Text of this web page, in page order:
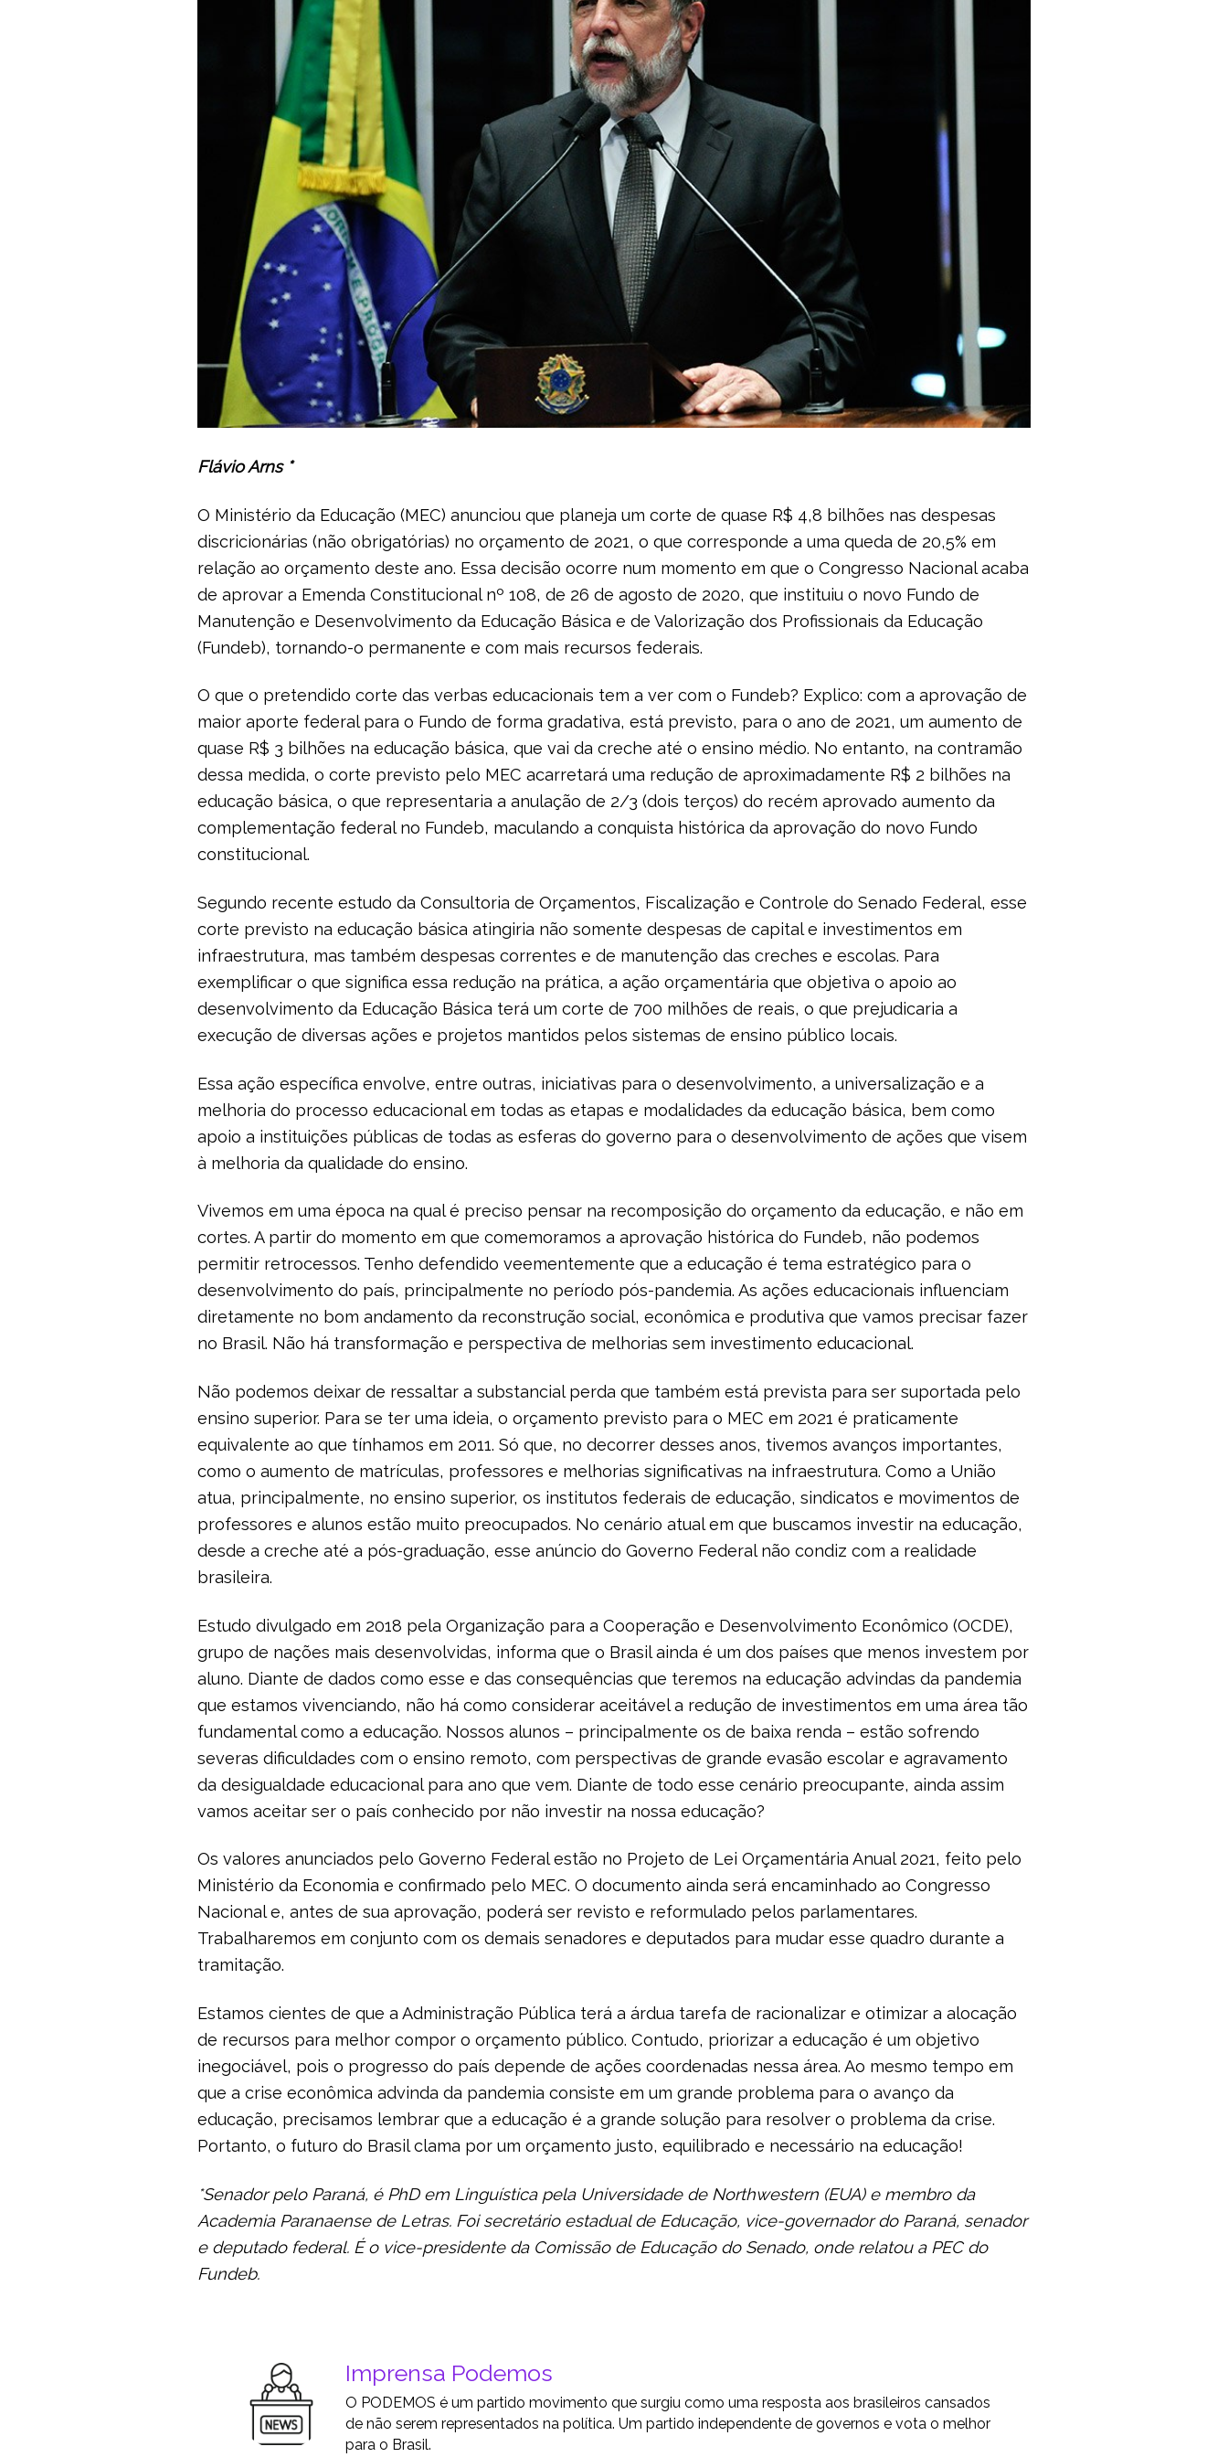
Flávio Arns *
O Ministério da Educação (MEC) anunciou que planeja um corte de quase R$ 4,8 bilhões nas despesas
discricionárias (não obrigatórias) no orçamento de 2021, o que corresponde a uma queda de 20,5% em
relação ao orçamento deste ano. Essa decisão ocorre num momento em que o Congresso Nacional acaba
de aprovar a Emenda Constitucional nº 108, de 26 de agosto de 2020, que instituiu o novo Fundo de
Manutenção e Desenvolvimento da Educação Básica e de Valorização dos Profissionais da Educação
(Fundeb), tornando-o permanente e com mais recursos federais.
O que o pretendido corte das verbas educacionais tem a ver com o Fundeb? Explico: com a aprovação de
maior aporte federal para o Fundo de forma gradativa, está previsto, para o ano de 2021, um aumento de
quase R$ 3 bilhões na educação básica, que vai da creche até o ensino médio. No entanto, na contramão
dessa medida, o corte previsto pelo MEC acarretará uma redução de aproximadamente R$ 2 bilhões na
educação básica, o que representaria a anulação de 2/3 (dois terços) do recém aprovado aumento da
complementação federal no Fundeb, maculando a conquista histórica da aprovação do novo Fundo
constitucional.
Segundo recente estudo da Consultoria de Orçamentos, Fiscalização e Controle do Senado Federal, esse
corte previsto na educação básica atingiria não somente despesas de capital e investimentos em
infraestrutura, mas também despesas correntes e de manutenção das creches e escolas. Para
exemplificar o que significa essa redução na prática, a ação orçamentária que objetiva o apoio ao
desenvolvimento da Educação Básica terá um corte de 700 milhões de reais, o que prejudicaria a
execução de diversas ações e projetos mantidos pelos sistemas de ensino público locais.
Essa ação específica envolve, entre outras, iniciativas para o desenvolvimento, a universalização e a
melhoria do processo educacional em todas as etapas e modalidades da educação básica, bem como
apoio a instituições públicas de todas as esferas do governo para o desenvolvimento de ações que visem
à melhoria da qualidade do ensino.
Vivemos em uma época na qual é preciso pensar na recomposição do orçamento da educação, e não em
cortes. A partir do momento em que comemoramos a aprovação histórica do Fundeb, não podemos
permitir retrocessos. Tenho defendido veementemente que a educação é tema estratégico para o
desenvolvimento do país, principalmente no período pós-pandemia. As ações educacionais influenciam
diretamente no bom andamento da reconstrução social, econômica e produtiva que vamos precisar fazer
no Brasil. Não há transformação e perspectiva de melhorias sem investimento educacional.
Não podemos deixar de ressaltar a substancial perda que também está prevista para ser suportada pelo
ensino superior. Para se ter uma ideia, o orçamento previsto para o MEC em 2021 é praticamente
equivalente ao que tínhamos em 2011. Só que, no decorrer desses anos, tivemos avanços importantes,
como o aumento de matrículas, professores e melhorias significativas na infraestrutura. Como a União
atua, principalmente, no ensino superior, os institutos federais de educação, sindicatos e movimentos de
professores e alunos estão muito preocupados. No cenário atual em que buscamos investir na educação,
desde a creche até a pós-graduação, esse anúncio do Governo Federal não condiz com a realidade
brasileira.
Estudo divulgado em 2018 pela Organização para a Cooperação e Desenvolvimento Econômico (OCDE),
grupo de nações mais desenvolvidas, informa que o Brasil ainda é um dos países que menos investem por
aluno. Diante de dados como esse e das consequências que teremos na educação advindas da pandemia
que estamos vivenciando, não há como considerar aceitável a redução de investimentos em uma área tão
fundamental como a educação. Nossos alunos – principalmente os de baixa renda – estão sofrendo
severas dificuldades com o ensino remoto, com perspectivas de grande evasão escolar e agravamento
da desigualdade educacional para ano que vem. Diante de todo esse cenário preocupante, ainda assim
vamos aceitar ser o país conhecido por não investir na nossa educação?
Os valores anunciados pelo Governo Federal estão no Projeto de Lei Orçamentária Anual 2021, feito pelo
Ministério da Economia e confirmado pelo MEC. O documento ainda será encaminhado ao Congresso
Nacional e, antes de sua aprovação, poderá ser revisto e reformulado pelos parlamentares.
Trabalharemos em conjunto com os demais senadores e deputados para mudar esse quadro durante a
tramitação.
Estamos cientes de que a Administração Pública terá a árdua tarefa de racionalizar e otimizar a alocação
de recursos para melhor compor o orçamento público. Contudo, priorizar a educação é um objetivo
inegociável, pois o progresso do país depende de ações coordenadas nessa área. Ao mesmo tempo em
que a crise econômica advinda da pandemia consiste em um grande problema para o avanço da
educação, precisamos lembrar que a educação é a grande solução para resolver o problema da crise.
Portanto, o futuro do Brasil clama por um orçamento justo, equilibrado e necessário na educação!
*Senador pelo Paraná, é PhD em Linguística pela Universidade de Northwestern (EUA) e membro da
Academia Paranaense de Letras. Foi secretário estadual de Educação, vice-governador do Paraná, senador
e deputado federal. É o vice-presidente da Comissão de Educação do Senado, onde relatou a PEC do
Fundeb.
Imprensa Podemos
O PODEMOS é um partido movimento que surgiu como uma resposta aos brasileiros cansados
de não serem representados na política. Um partido independente de governos e vota o melhor
para o Brasil.